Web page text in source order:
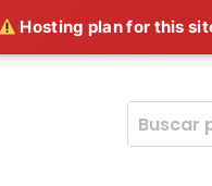
Hosting plan for this